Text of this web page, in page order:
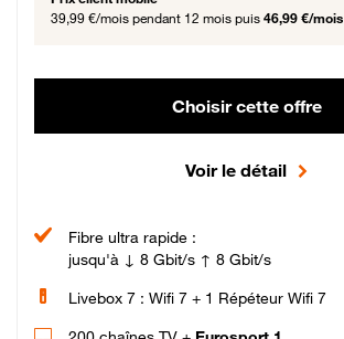
39,99 €/mois pendant 12 mois puis 46,99 €/mois
Choisir cette offre
Voir le détail
Fibre ultra rapide :
jusqu'à ↓ 8 Gbit/s ↑ 8 Gbit/s
Livebox 7 : Wifi 7 + 1 Répéteur Wifi 7